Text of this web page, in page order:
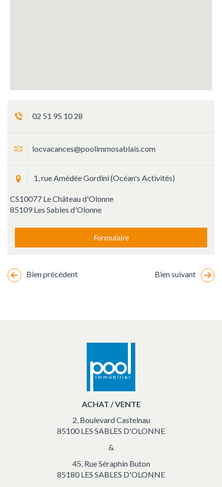
02 51 95 10 28
locvacances@poolimmosablais.com
1, rue Amédée Gordini (Océan's Activités)
CS10077 Le Château d'Olonne
85109 Les Sables d'Olonne
Formulaire
Bien précédent Bien suivant
ACHAT / VENTE
2, Boulevard Castelnau
85100 LES SABLES D'OLONNE
&
45, Rue Séraphin Buton
85180 LES SABLES D'OLONNE